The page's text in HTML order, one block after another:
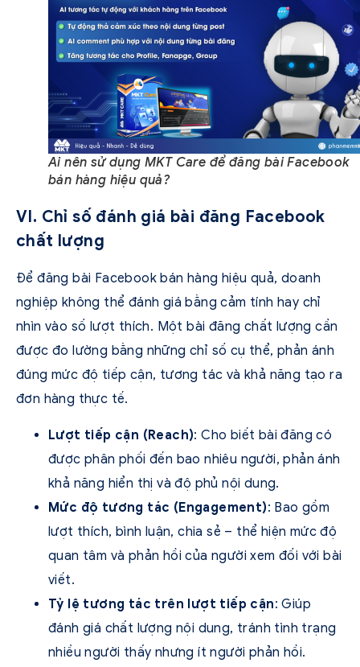
Ai nên sử dụng MKT Care để đăng bài Facebook
bán hàng hiệu quả?
VI. Chỉ số đánh giá bài đăng Facebook
chất lượng
Để đăng bài Facebook bán hàng hiệu quả, doanh
nghiệp không thể đánh giá bằng cảm tính hay chỉ
nhìn vào số lượt thích. Một bài đăng chất lượng cần
được đo lường bằng những chỉ số cụ thể, phản ánh
đúng mức độ tiếp cận, tương tác và khả năng tạo ra
đơn hàng thực tế.
Lượt tiếp cận (Reach): Cho biết bài đăng có
được phân phối đến bao nhiêu người, phản ánh
khả năng hiển thị và độ phủ nội dung.
Mức độ tương tác (Engagement): Bao gồm
lượt thích, bình luận, chia sẻ – thể hiện mức độ
quan tâm và phản hồi của người xem đối với bài
viết.
Tỷ lệ tương tác trên lượt tiếp cận: Giúp
đánh giá chất lượng nội dung, tránh tình trạng
nhiều người thấy nhưng ít người phản hồi.